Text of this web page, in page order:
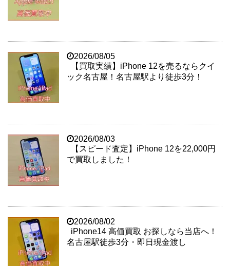
2026/08/05
【買取実績】iPhone 12を売るならクイ
ック名古屋！名古屋駅より徒歩3分！
2026/08/03
【スピード査定】iPhone 12を22,000円
で買取しました！
2026/08/02
iPhone14 高価買取 お探しなら当店へ！
名古屋駅徒歩3分・即日現金渡し